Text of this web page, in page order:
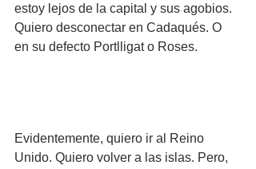
estoy lejos de la capital y sus agobios.
Quiero desconectar en Cadaqués. O
en su defecto Portlligat o Roses.
Evidentemente, quiero ir al Reino
Unido. Quiero volver a las islas. Pero,